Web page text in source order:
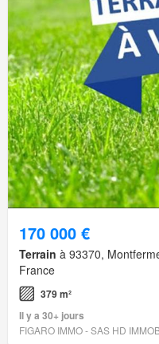
170 000 €
Terrain à 93370,
France
379 m²
Il y a 30+ jours
FIGARO IMMO - SAS HD